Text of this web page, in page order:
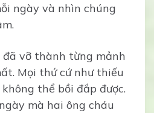
ngày và nhìn chúng
đã vỡ thành từng mảnh
Mọi thứ cứ như thiếu
thể bồi đắp được.
mà hai ông cháu